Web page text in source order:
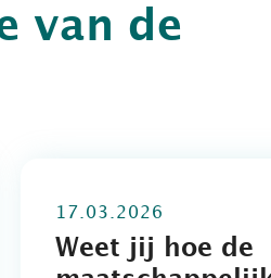
van de
17.03.2026
Weet jij hoe de